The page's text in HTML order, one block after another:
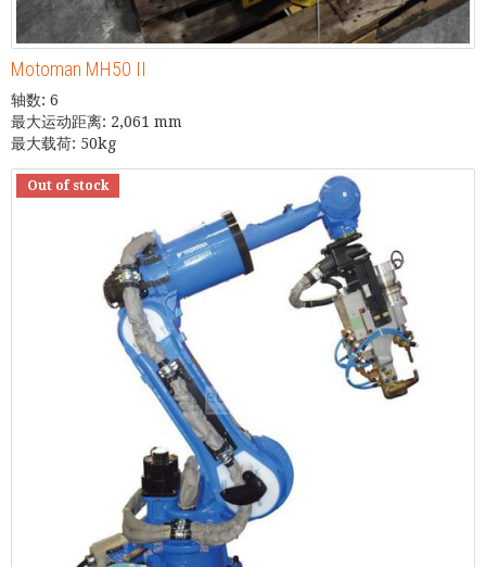
Motoman MH50 II
轴数: 6
最大运动距离: 2,061 mm
最大载荷: 50kg
Out of stock